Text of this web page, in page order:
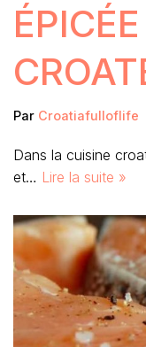
Par Croatiafulloflife
Dans la cuisine
et… Lire la suite »